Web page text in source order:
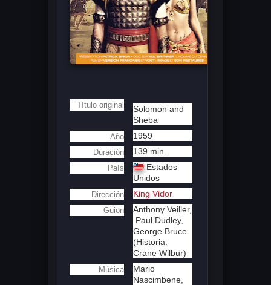
Título original
Solomon and
Sheba
Año 1959
Duración 139 min.
País
Estados
Unidos
Dirección King Vidor
Guion
Anthony Veiller,
Paul Dudley,
George Bruce
(Historia:
Crane Wilbur)
Música
Mario
Nascimbene,